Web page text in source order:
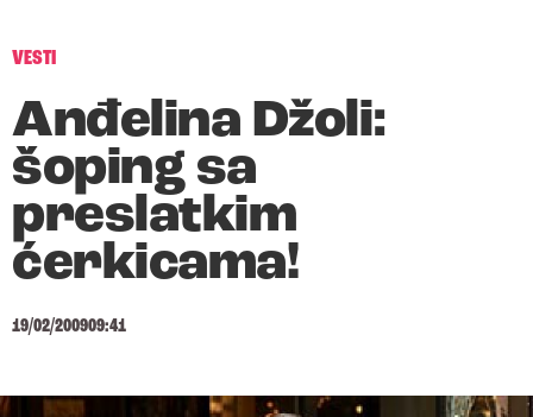
VESTI
Anđelina Džoli:
šoping sa
preslatkim
ćerkicama!
19/02/200909:41